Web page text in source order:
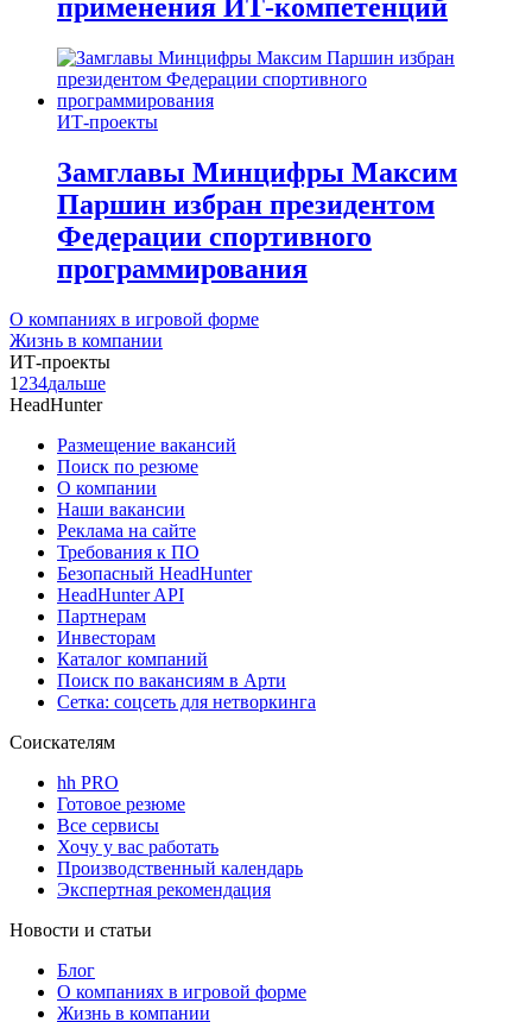
применения ИТ-компетенций
ИТ-проекты
Замглавы Минцифры Максим
Паршин избран президентом
Федерации спортивного
программирования
О компаниях в игровой форме
Жизнь в компании
ИТ-проекты
1 234дальше
HeadHunter
Размещение вакансий
Поиск по резюме
О компании
Наши вакансии
Реклама на сайте
Требования к ПО
Безопасный HeadHunter
HeadHunter API
Партнерам
Инвесторам
Каталог компаний
Поиск по вакансиям в Арти
Сетка: соцсеть для нетворкинга
Соискателям
hh PRO
Готовое резюме
Все сервисы
Хочу у вас работать
Производственный календарь
Экспертная рекомендация
Новости и статьи
Блог
О компаниях в игровой форме
Жизнь в компании